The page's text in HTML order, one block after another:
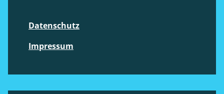
Datenschutz
Impressum